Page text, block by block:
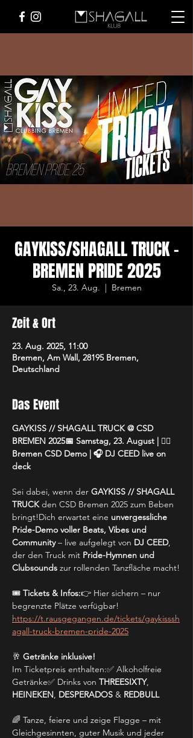
GAYKISS/SHAGALL TRUCK -
BREMEN PRIDE 2025
Sa., 23. Aug.
  |
Bremen
Zeit & Ort
23. Aug. 2025, 11:00
Bremen, Am Wall, 28195 Bremen,
Deutschland
Das Event
GAYKISS // SHAGALL TRUCK @ CSD
BREMEN 2025📅 Samstag, 23. August | 🏳️‍🌈
Bremen CSD Demo | 🎧 DJ CEED live on
deck
Sei dabei, wenn der GAYKISS // SHAGALL
TRUCK den CSD Bremen 2025 zum Beben
bringt!Dich erwartet eine unvergessliche
Pride-Demo voller Beats, Vibes und
Community – live aufgelegt von DJ CEED,
der den Truck mit Pride-Hymnen und
Clubsounds zur rollenden Tanzfläche macht!
🎟 Tickets & Infos:👉 Hier sichern – nur
begrenzte Plätze verfügbar!
https://t.rausgegangen.de/tickets/gaykisssh
agall-truck-bremen-pride-2025
🥂 Getränke inklusive!
Im Ticketpreis enthalten:✅ Alkoholfreie
Getränke✅ Drinks von THREESIXTY,
HEINEKEN, DESPERADOS & REDBULL
🌈 Tanze, feiere und zeige Flagge – mit
Gleichgesinnten, guter Musik und jeder